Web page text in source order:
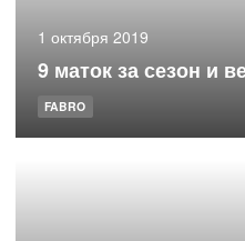
1 октября 2019
9 маток за сезон и
FABRO